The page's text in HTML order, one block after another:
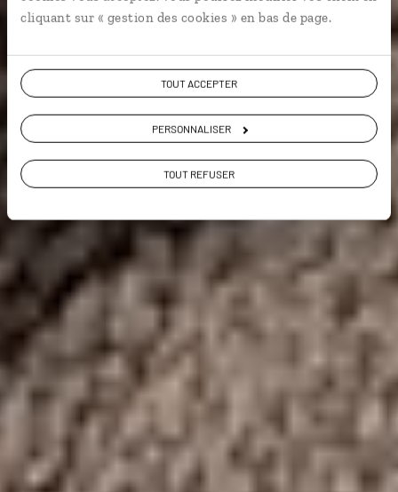
cliquant sur « gestion des cookies » en bas de page.
TOUT ACCEPTER
PERSONNALISER
TOUT REFUSER
Grands espaces Voyager à l’essentiel
Voir les 161 avis sur les voyages en
Argentine
VOIR LA GALERIE PHOTOS